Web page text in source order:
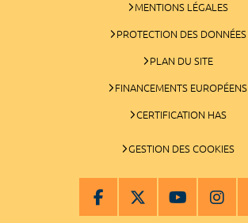
MENTIONS LÉGALES
PROTECTION DES DONNÉES
PLAN DU SITE
FINANCEMENTS EUROPÉENS
CERTIFICATION HAS
GESTION DES COOKIES